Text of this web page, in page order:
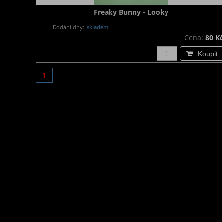
Freaky Bunny - Looky
Dodání dny: skladem
Cena: 80
Koupit
1